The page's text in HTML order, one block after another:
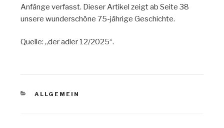
Anfänge verfasst. Dieser Artikel zeigt ab Seite 38
unsere wunderschöne 75-jährige Geschichte.
Quelle: „der adler 12/2025“.
KATEGORIEN
ALLGEMEIN